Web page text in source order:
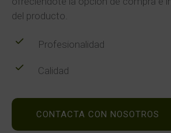
del producto.
Profesionalidad
Calidad
CONTACTA CON NOSOTROS